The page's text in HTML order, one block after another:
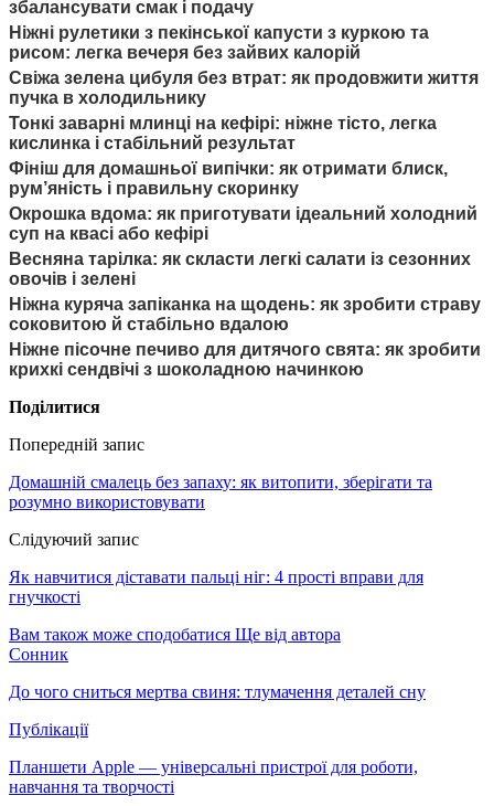
збалансувати смак і подачу
Ніжні рулетики з пекінської капусти з куркою та
рисом: легка вечеря без зайвих калорій
Свіжа зелена цибуля без втрат: як продовжити життя
пучка в холодильнику
Тонкі заварні млинці на кефірі: ніжне тісто, легка
кислинка і стабільний результат
Фініш для домашньої випічки: як отримати блиск,
рум’яність і правильну скоринку
Окрошка вдома: як приготувати ідеальний холодний
суп на квасі або кефірі
Весняна тарілка: як скласти легкі салати із сезонних
овочів і зелені
Ніжна куряча запіканка на щодень: як зробити страву
соковитою й стабільно вдалою
Ніжне пісочне печиво для дитячого свята: як зробити
крихкі сендвічі з шоколадною начинкою
Поділитися
Попередній запис
Домашній смалець без запаху: як витопити, зберігати та
розумно використовувати
Слідуючий запис
Як навчитися діставати пальці ніг: 4 прості вправи для
гнучкості
Вам також може сподобатися Ще від автора
Сонник
До чого сниться мертва свиня: тлумачення деталей сну
Публікації
Планшети Apple — універсальні пристрої для роботи,
навчання та творчості